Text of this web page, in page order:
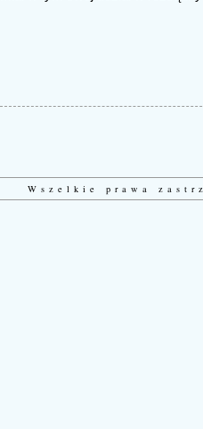
Wszelkie prawa